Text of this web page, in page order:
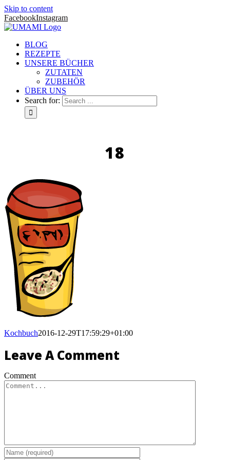
Skip to content
FacebookInstagram
BLOG
REZEPTE
UNSERE BÜCHER
ZUTATEN
ZUBEHÖR
ÜBER UNS
Search for:
18
Kochbuch2016-12-29T17:59:29+01:00
Leave A Comment
Comment